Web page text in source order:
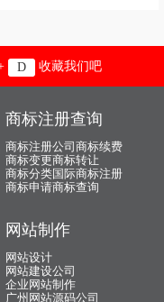
册
注册
注册
D 收藏我们吧
商标注册查询
商标注册公司 商标续费
商标变更商标转让
商标分类国际商标注册
商标申请商标查询
网站制作
网站设计
网站建设公司
企业网站制作
广州网站源码公司